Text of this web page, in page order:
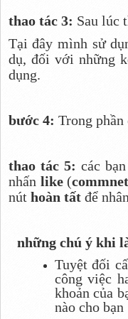
thao tác 3: Sau lúc
Tại đây mình sử
dụ, đối với những
dụng.
bước 4: Trong phần
thao tác 5: các
nhấn like (
nút hoàn tấtđể
những chú ý khi
Tuyệt đối
công việc
khoản của
nào cho bạn